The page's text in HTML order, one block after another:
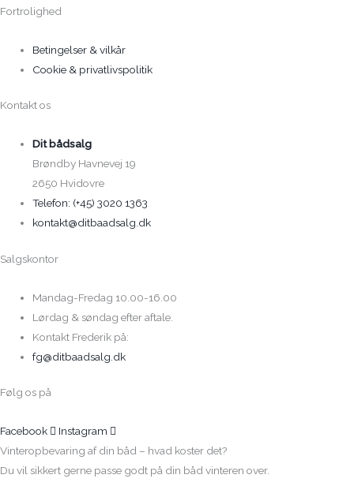
Fortrolighed
Betingelser & vilkår
Cookie & privatlivspolitik
Kontakt os
Dit bådsalg
Brøndby Havnevej 19
2650 Hvidovre
Telefon: (+45) 3020 1363
kontakt@ditbaadsalg.dk
Salgskontor
Mandag-Fredag 10.00-16.00
Lørdag & søndag efter aftale.
Kontakt Frederik på:
fg@ditbaadsalg.dk
Følg os på
Facebook
Instagram
Vinteropbevaring af din båd – hvad koster det?
Du vil sikkert gerne passe godt på din båd vinteren over.